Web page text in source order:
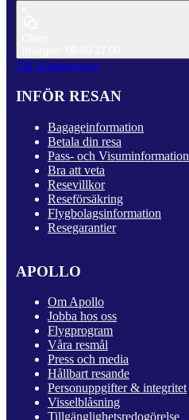
Till Kundservice
INFÖR RESAN
Bagageinformation
Betala din resa
Pass- och Visuminformation
Bra att veta
Resevillkor
Reseförsäkring
Flygbolagsinformation
Resegarantier
APOLLO
Om Apollo
Jobba hos oss
Flygprogram
Våra resmål
Press och media
Hållbart resande
Personuppgifter & integritet
Visselblåsning
Tillgänglighetsredogörelse